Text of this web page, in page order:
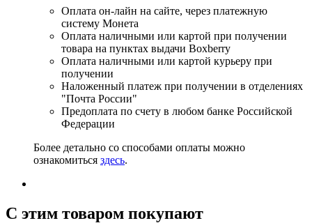
Оплата он-лайн на сайте, через платежную
систему Монета
Оплата наличными или картой при получении
товара на пунктах выдачи Boxberry
Оплата наличными или картой курьеру при
получении
Наложенный платеж при получении в отделениях
"Почта России"
Предоплата по счету в любом банке Российской
Федерации
Более детально со способами оплаты можно
ознакомиться здесь.
C этим товаром покупают